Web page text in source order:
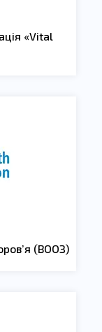
«Vital
(ВООЗ)